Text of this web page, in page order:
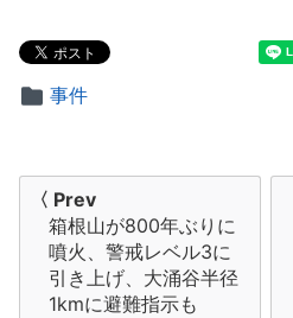
事件
〈 Prev
箱根山が800年ぶりに
噴火、警戒レベル3に
引き上げ、大涌谷半径
1kmに避難指示も